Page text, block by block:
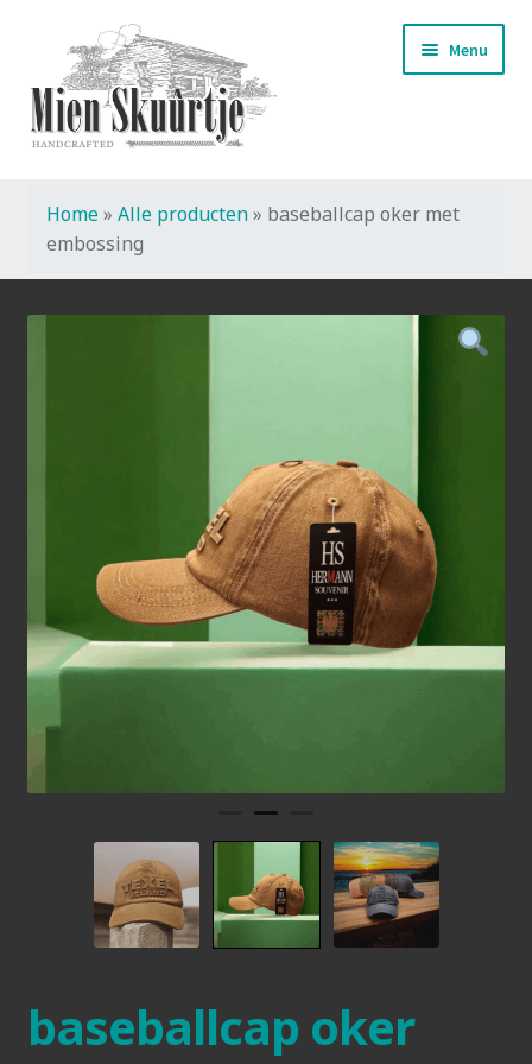
naar
navigatie
de
inhoud
Menu
Start
Handmade
Home» Alle producten» baseballcap oker met
embossing
baseballcap oker